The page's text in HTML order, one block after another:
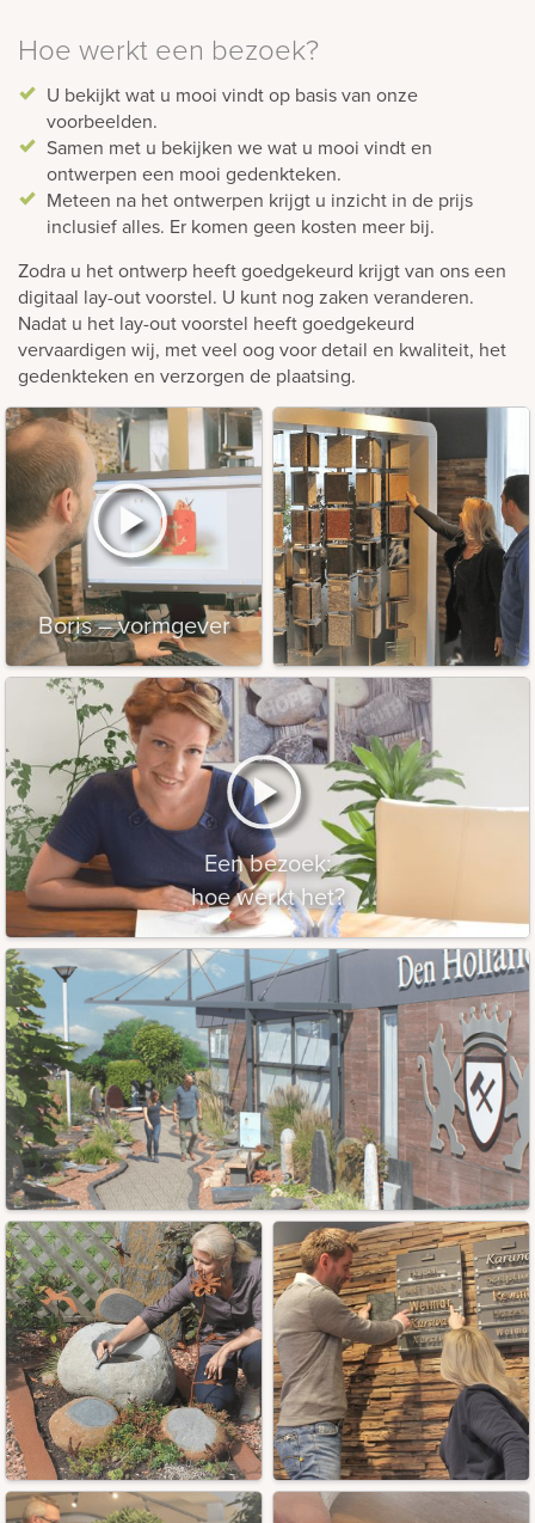
Hoe werkt een bezoek?
U bekijkt wat u mooi vindt op basis van onze
voorbeelden.
Samen met u bekijken we wat u mooi vindt en
ontwerpen een mooi gedenkteken.
Meteen na het ontwerpen krijgt u inzicht in de prijs
inclusief alles. Er komen geen kosten meer bij.
Zodra u het ontwerp heeft goedgekeurd krijgt van ons een
digitaal lay-out voorstel. U kunt nog zaken veranderen.
Nadat u het lay-out voorstel heeft goedgekeurd
vervaardigen wij, met veel oog voor detail en kwaliteit, het
gedenkteken en verzorgen de plaatsing.
Boris – vormgever
Een bezoek:
hoe werkt het?